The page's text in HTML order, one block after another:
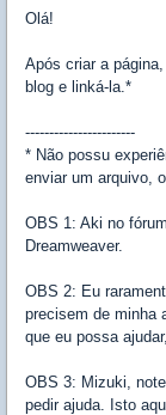
Olá!
Após criar a
blog e linká-la.*
-----------------------
* Não possu
enviar um arquivo,
OBS 1: Aki no
Dreamweaver.
OBS 2: Eu
precisem de minha
que eu possa
OBS 3: Mizuki,
pedir ajuda. Isto